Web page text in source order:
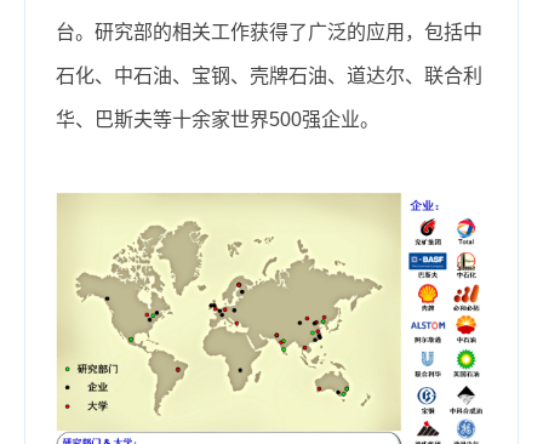
台。 研究部的相关工作获得了广泛的应用，包括中
石化、中石油、宝钢、壳牌石油、道达尔、联合利
华、巴斯夫等十余家世界500强企业。